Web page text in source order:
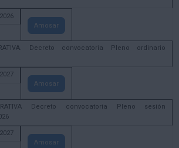
Amosar
Decreto convocatoria Pleno ordinario
Amosar
Decreto convocatoria Pleno sesión
Amosar